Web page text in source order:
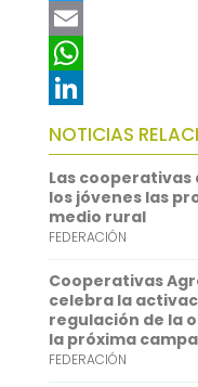
a
c
e
b
o
o
k
T
w
t
t
e
r
E
m
a
i
l
W
h
a
t
s
A
p
p
L
i
n
k
e
d
I
n
NOTICIAS
Las
los jóvenes las
medio rural
FEDERACIÓN
Cooperativas
celebra la
regulación de la
la próxima
FEDERACIÓN